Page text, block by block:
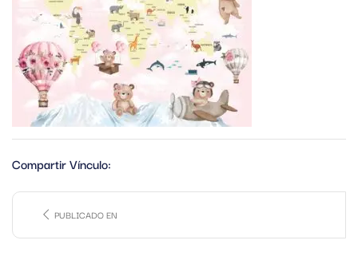
Compartir Vínculo:
PUBLICADO EN